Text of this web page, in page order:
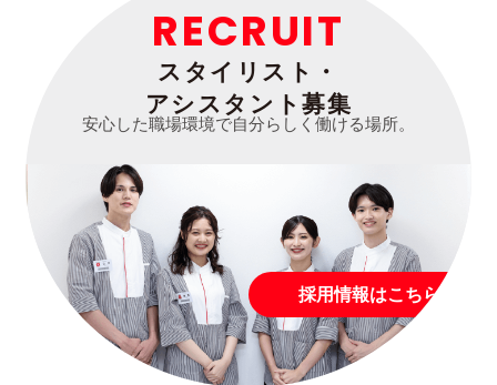
RECRUIT
スタイリスト・
アシスタント募集
安心した職場環境で自分らしく働ける場所。
採用情報はこちら